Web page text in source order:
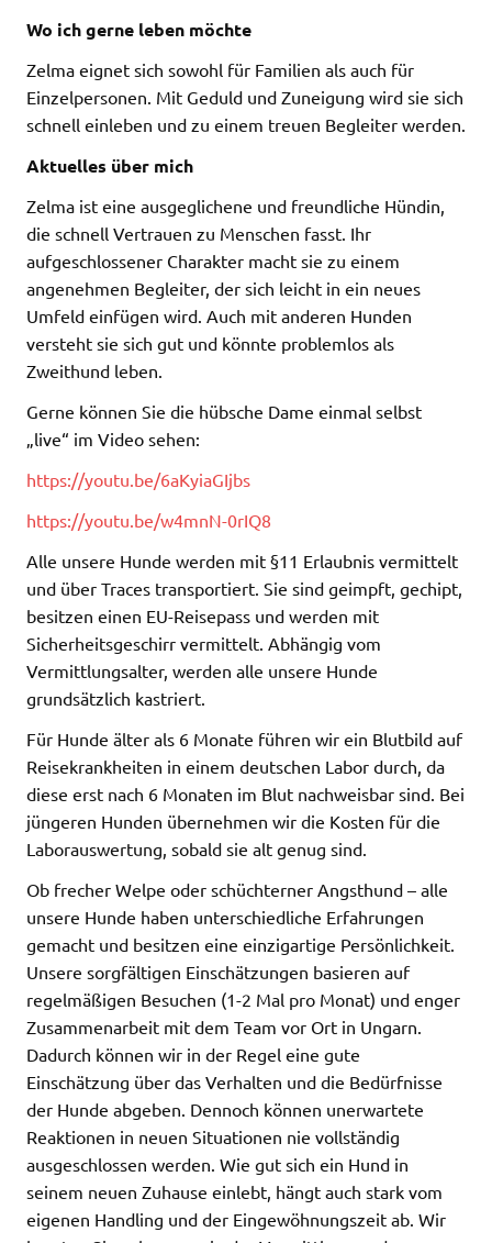
Wo ich gerne leben möchte
Zelma eignet sich sowohl für Familien als auch für
Einzelpersonen. Mit Geduld und Zuneigung wird sie sich
schnell einleben und zu einem treuen Begleiter werden.
Aktuelles über mich
Zelma ist eine ausgeglichene und freundliche Hündin,
die schnell Vertrauen zu Menschen fasst. Ihr
aufgeschlossener Charakter macht sie zu einem
angenehmen Begleiter, der sich leicht in ein neues
Umfeld einfügen wird. Auch mit anderen Hunden
versteht sie sich gut und könnte problemlos als
Zweithund leben.
Gerne können Sie die hübsche Dame einmal selbst
„live“ im Video sehen:
https://youtu.be/6aKyiaGIjbs
https://youtu.be/w4mnN-0rIQ8
Alle unsere Hunde werden mit §11 Erlaubnis vermittelt
und über Traces transportiert. Sie sind geimpft, gechipt,
besitzen einen EU-Reisepass und werden mit
Sicherheitsgeschirr vermittelt. Abhängig vom
Vermittlungsalter, werden alle unsere Hunde
grundsätzlich kastriert.
Für Hunde älter als 6 Monate führen wir ein Blutbild auf
Reisekrankheiten in einem deutschen Labor durch, da
diese erst nach 6 Monaten im Blut nachweisbar sind. Bei
jüngeren Hunden übernehmen wir die Kosten für die
Laborauswertung, sobald sie alt genug sind.
Ob frecher Welpe oder schüchterner Angsthund – alle
unsere Hunde haben unterschiedliche Erfahrungen
gemacht und besitzen eine einzigartige Persönlichkeit.
Unsere sorgfältigen Einschätzungen basieren auf
regelmäßigen Besuchen (1-2 Mal pro Monat) und enger
Zusammenarbeit mit dem Team vor Ort in Ungarn.
Dadurch können wir in der Regel eine gute
Einschätzung über das Verhalten und die Bedürfnisse
der Hunde abgeben. Dennoch können unerwartete
Reaktionen in neuen Situationen nie vollständig
ausgeschlossen werden. Wie gut sich ein Hund in
seinem neuen Zuhause einlebt, hängt auch stark vom
eigenen Handling und der Eingewöhnungszeit ab. Wir